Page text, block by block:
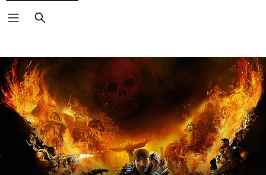
搜
索